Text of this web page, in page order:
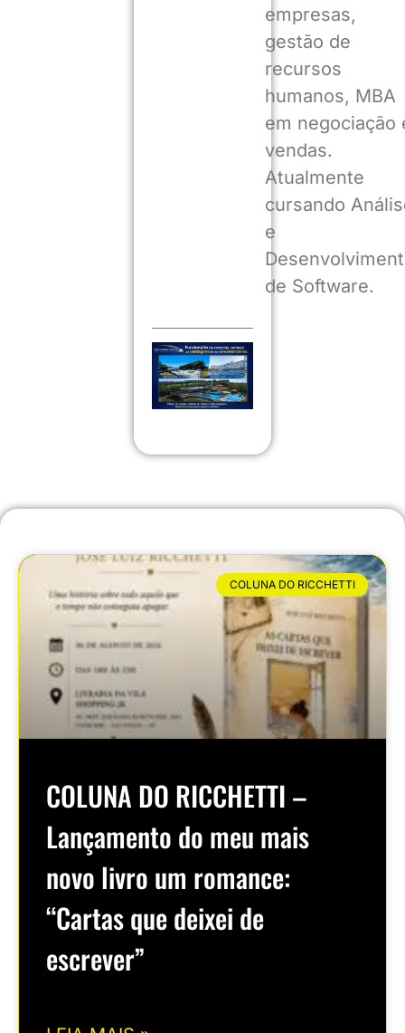
empresas,
gestão de
recursos
humanos, MBA
em negociação
vendas.
Atualmente
cursando
e
de Software.
COLUNA DO RICCHETTI
COLUNA DO RICCHETTI –
Lançamento do meu mais
novo livro um romance:
“Cartas que deixei de
escrever”